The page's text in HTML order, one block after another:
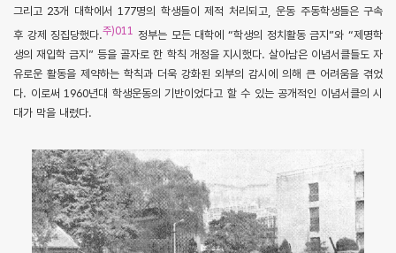
그리고 23개 대학에서 177명의 학생들이 제적 처리되고, 운동 주동학생들은 구속
후 강제 징집당했다.주)011
정부는 모든 대학에 “학생의 정치활동 금지”와 “제명학
생의 재입학 금지” 등을 골자로 한 학칙 개정을 지시했다. 살아남은 이념서클들도 자
유로운 활동을 제약하는 학칙과 더욱 강화된 외부의 감시에 의해 큰 어려움을 겪었
다. 이로써 1960년대 학생운동의 기반이었다고 할 수 있는 공개적인 이념서클의 시
대가 막을 내렸다.